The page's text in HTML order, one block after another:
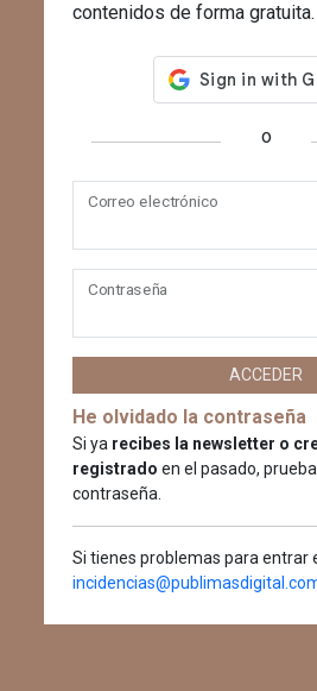
contenidos de forma gratuita.
o
Correo electrónico
Contraseña
ACCEDER
He olvidado la contraseña
Si ya recibes la newsletter o
registrado en el pasado,
contraseña.
Si tienes problemas para entrar